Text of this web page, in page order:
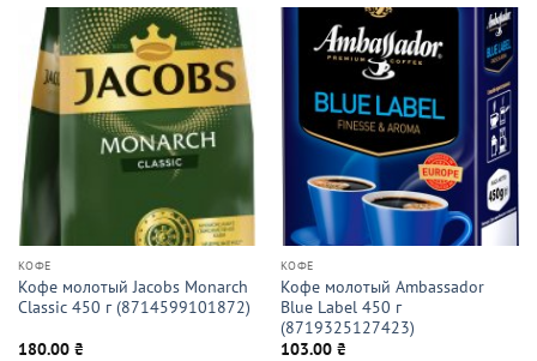
КОФЕ
Кофе молотый Jacobs Monarch
Classic 450 г (8714599101872)
180.00 ₴
КОФЕ
Кофе молотый Ambassador
Blue Label 450 г
(8719325127423)
103.00 ₴